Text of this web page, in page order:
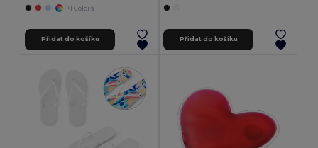
+1 Colors
Přidat do košíku Přidat do košíku